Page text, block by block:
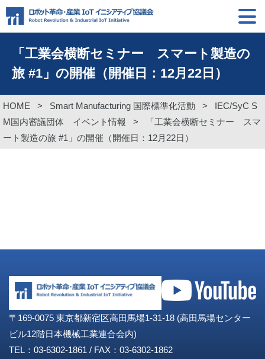
「工業会横断セミナー スマート製造の
旅 #1」の開催（開催日：12月22日）
HOME > Smart Manufacturing 国際標準化活動 > IEC/SyC S
M国内審議団体 イベント情報 >
「工業会横断セミナー スマ
ート製造の旅 #1」の開催（開催日：12月22日）
〒169-0075 東京都新宿区高田馬場1-31-18 (高田馬場センター
ビル12階日本機械工業連合会内)
TEL：03-6302-1861 / FAX：03-6302-1862